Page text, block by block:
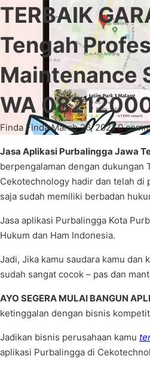
TERBAIK
Tengah
Maintenance
WA
Finda Finda·March 26, 2021·0
Jasa Aplikasi Purbalingga Jawa
berpengalaman dengan dukungan
Cekotechnology hadir dan telah di
saja sudah memiliki berbadan
Jasa aplikasi Purbalingga Kota
Hukum dan Ham Indonesia.
Jadi, Jika kamu saudara kamu
sudah sangat cocok – pas dan
AYO SEGERA MULAI BANGUN
ketinggalan dengan bisnis
Jadikan bisnis perusahaan kamu
aplikasi Purbalingga di